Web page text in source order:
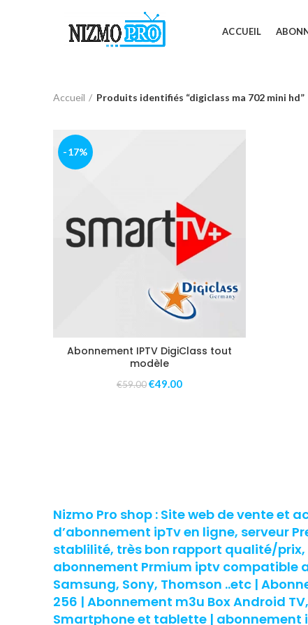
ACCUEIL
Accueil Produits identifiés “digiclass ma 702 mini hd”
-17%
Abonnement IPTV DigiClass tout
modèle
€59.00 €49.00
Nizmo Pro shop : Site web de vente et
d’abonnement ipTv en ligne, serveur
stablilité, très bon rapport qualité/prix,
abonnement Prmium iptv compatible
Samsung, Sony, Thomson ..etc |
256 | Abonnement m3u Box Android
Smartphone et tablette | abonnement